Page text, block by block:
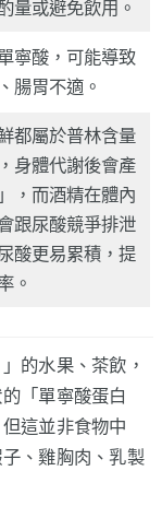
量或避免飲用。
寧酸，可能導致
腸胃不適。
都屬於普林含量
身體代謝後會產
，而酒精在體內
跟尿酸競爭排泄
酸更易累積，提
。
的水果、茶飲，
「單寧酸蛋白
這並非食物中
、雞胸肉、乳製